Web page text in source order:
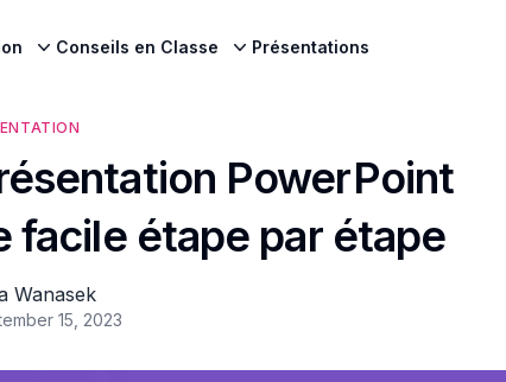
Conseils en Classe Présentations
PowerPoint
facile étape par étape
Wanasek
15, 2023